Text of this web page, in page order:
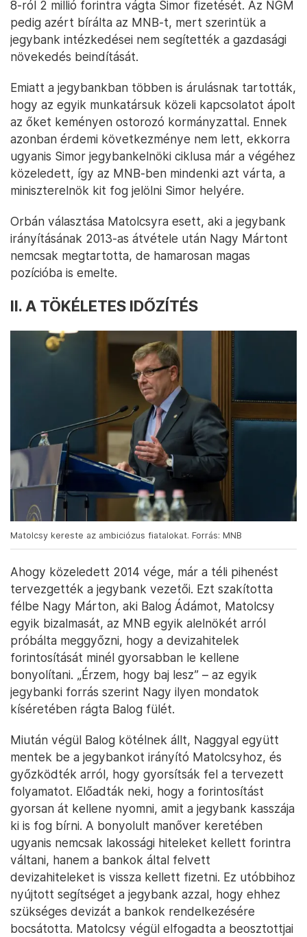
8-ról 2 millió forintra vágta Simor fizetését. Az NGM
pedig azért bírálta az MNB-t, mert szerintük a
jegybank intézkedései nem segítették a gazdasági
növekedés beindítását.
Emiatt a jegybankban többen is árulásnak tartották,
hogy az egyik munkatársuk közeli kapcsolatot ápolt
az őket keményen ostorozó kormányzattal. Ennek
azonban érdemi következménye nem lett, ekkorra
ugyanis Simor jegybankelnöki ciklusa már a végéhez
közeledett, így az MNB-ben mindenki azt várta, a
miniszterelnök kit fog jelölni Simor helyére.
Orbán választása Matolcsyra esett, aki a jegybank
irányításának 2013-as átvétele után Nagy Mártont
nemcsak megtartotta, de hamarosan magas
pozícióba is emelte.
II. A TÖKÉLETES IDŐZÍTÉS
Matolcsy kereste az ambiciózus fiatalokat. Forrás: MNB
Ahogy közeledett 2014 vége, már a téli pihenést
tervezgették a jegybank vezetői. Ezt szakította
félbe Nagy Márton, aki Balog Ádámot, Matolcsy
egyik bizalmasát, az MNB egyik alelnökét arról
próbálta meggyőzni, hogy a devizahitelek
forintosítását minél gyorsabban le kellene
bonyolítani. „Érzem, hogy baj lesz” – az egyik
jegybanki forrás szerint Nagy ilyen mondatok
kíséretében rágta Balog fülét.
Miután végül Balog kötélnek állt, Naggyal együtt
mentek be a jegybankot irányító Matolcsyhoz, és
győzködték arról, hogy gyorsítsák fel a tervezett
folyamatot. Előadták neki, hogy a forintosítást
gyorsan át kellene nyomni, amit a jegybank kasszája
ki is fog bírni. A bonyolult manőver keretében
ugyanis nemcsak lakossági hiteleket kellett forintra
váltani, hanem a bankok által felvett
devizahiteleket is vissza kellett fizetni. Ez utóbbihoz
nyújtott segítséget a jegybank azzal, hogy ehhez
szükséges devizát a bankok rendelkezésére
bocsátotta. Matolcsy végül elfogadta a beosztottjai